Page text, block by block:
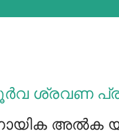
ശ്രവണ
അൽക